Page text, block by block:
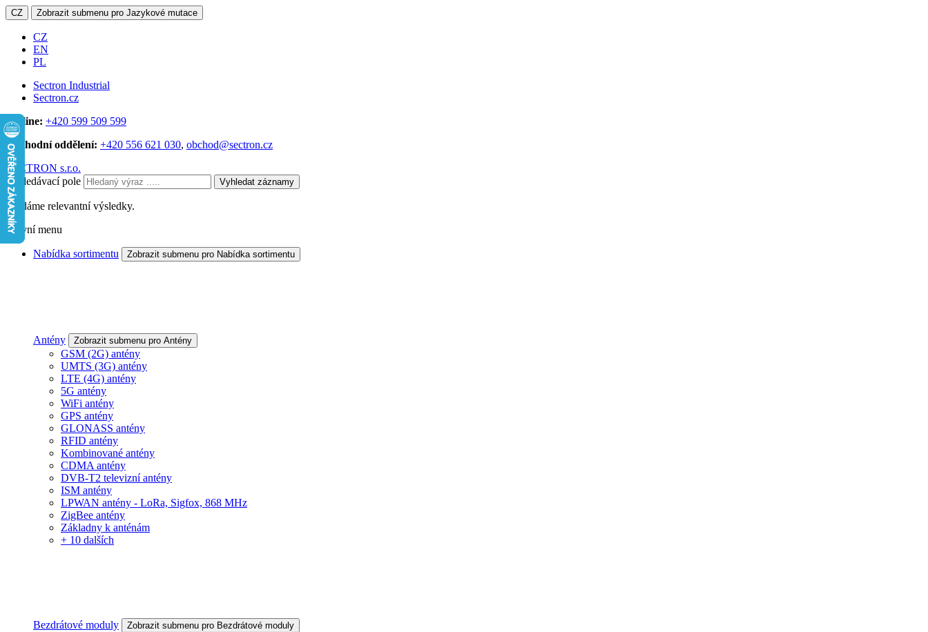
CZ Zobrazit submenu pro Jazykové mutace
CZ
EN
PL
Sectron Industrial
Sectron.cz
Hotline: +420 599 509 599
Obchodní oddělení: +420 556 621 030, obchod@sectron.cz
SECTRON s.r.o.
Vyhledávací pole
Vyhledat záznamy
Hledáme relevantní výsledky.
Hlavní menu
Nabídka sortimentu Zobrazit submenu pro Nabídka sortimentu
Antény Zobrazit submenu pro Antény
GSM (2G) antény
UMTS (3G) antény
LTE (4G) antény
5G antény
WiFi antény
GPS antény
GLONASS antény
RFID antény
Kombinované antény
CDMA antény
DVB-T2 televizní antény
ISM antény
LPWAN antény - LoRa, Sigfox, 868 MHz
ZigBee antény
Základny k anténám
+ 10 dalších
Bezdrátové moduly Zobrazit submenu pro Bezdrátové moduly